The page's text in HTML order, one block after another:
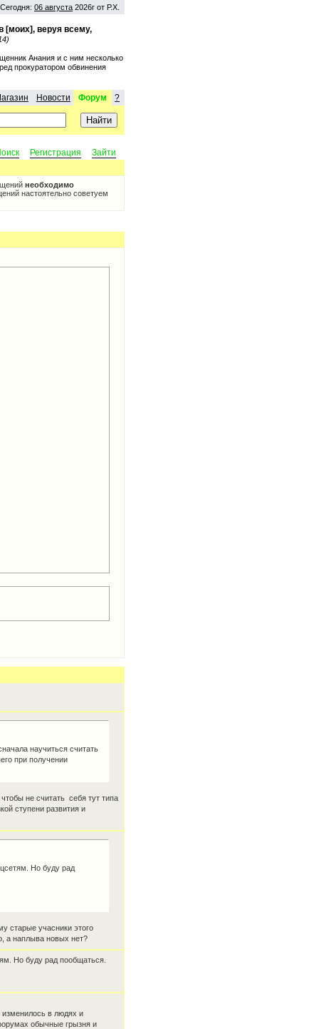
Сегодня: 06 августа 2026г от Р.Х.
[моих], веруя всему,
Анания и с ним несколько
прокуратором обвинения
Новости Форум ?
Регистрация
Зайти
необходимо
настоятельно советуем
научиться считать
при получении
не считать себя тут типа
ступени развития и
Но буду рад
старые учасники этого
а наплыва новых нет?
Но буду рад пообщаться.
изменилось в людях и
обычные грызня и